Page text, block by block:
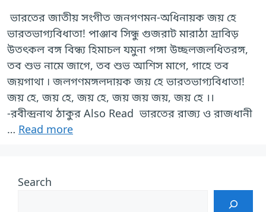
ভারতের জাতীয় সংগীত জনগণমন-অধিনায়ক জয় হে
ভারতভাগ্যবিধাতা! পাঞ্জাব সিন্ধু গুজরাট মারাঠা দ্রাবিড়
উতৎকল বঙ্গ বিন্ধ্য হিমাচল যমুনা গঙ্গা উচ্ছলজলধিতরঙ্গ,
তব শুভ নামে জাগে, তব শুভ আশিস মাগে, গাহে তব
জয়গাথা ৷ জলগণমঙ্গলদায়ক জয় হে ভারতভাগ্যবিধাতা!
জয় হে, জয় হে, জয় হে, জয় জয় জয়, জয় হে ।।
-রবীন্দ্রনাথ ঠাকুর Also Read ভারতের রাজ্য ও রাজধানী
… Read more
Search